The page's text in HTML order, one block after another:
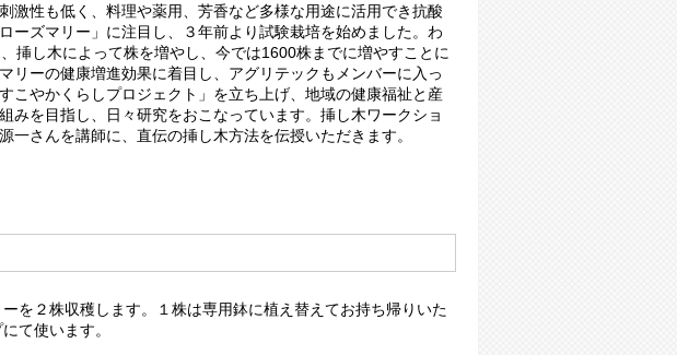
激性も低く、料理や薬用、芳香など多様な用途に活用でき抗酸
ーズマリー」に注目し、３年前より試験栽培を始めました。わ
挿し木によって株を増やし、今では1600株までに増やすことに
リーの健康増進効果に着目し、アグリテックもメンバーに入っ
こやかくらしプロジェクト」を立ち上げ、地域の健康福祉と産
みを目指し、日々研究をおこなっています。挿し木ワークショ
一さんを講師に、直伝の挿し木方法を伝授いただきます。
を２株収穫します。１株は専用鉢に植え替えてお持ち帰りいた
て使います。